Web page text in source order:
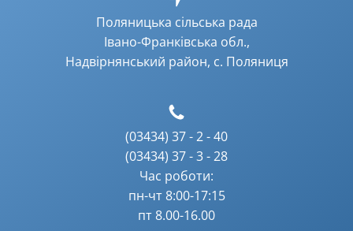
Поляницька сільська рада
Івано-Франківська обл.,
Надвірнянський район, с. Поляниця
(03434) 37 - 2 - 40
(03434) 37 - 3 - 28
Час роботи:
пн-чт 8:00-17:15
пт 8.00-16.00